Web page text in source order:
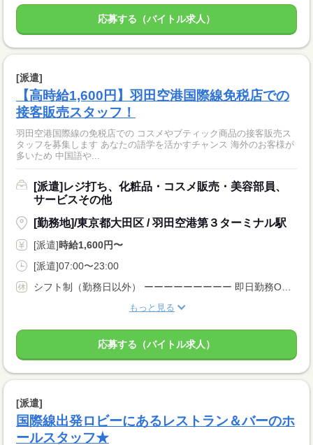
応募する（バイトル求人）
[派遣]
【高時給1,600円】羽田空港国際線免税店での
接客販売スタッフ！
羽田空港国際線の免税店での コスメやブティック商品の接客販売ス
タッフを募集します あなたの語学を活かすチャンス 海外のお客様が
多いため 中国語や...
[派遣]レジ打ち、化粧品・コスメ販売・美容部員、
サービスその他
[勤務地]/東京都大田区 / 羽田空港第３ターミナル駅
[派遣]時給1,600円〜
[派遣]07:00〜23:00
もっと見る
応募する（バイトル求人）
[派遣]
国際線出発ロビーにあるレストラン＆バーのホ
ールスタッフ★